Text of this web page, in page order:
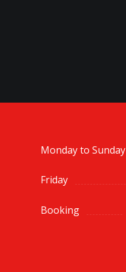
Monday to Sunday
Friday
Booking